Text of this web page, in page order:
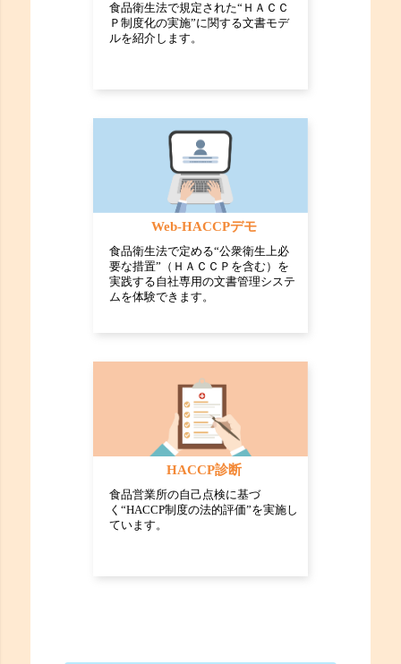
食品衛生法で規定された“ＨＡＣＣ
Ｐ制度化の実施”に関する文書モデ
ルを紹介します。
Web-HACCPデモ
食品衛生法で定める“公衆衛生上必
要な措置”（ＨＡＣＣＰを含む）を
実践する自社専用の文書管理システ
ムを体験できます。
HACCP診断
食品営業所の自己点検に基づ
く“HACCP制度の法的評価”を実施し
ています。